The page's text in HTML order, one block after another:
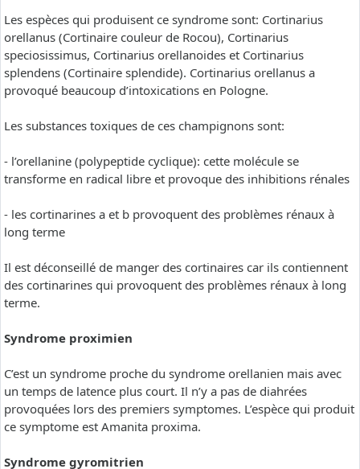
Les espèces qui produisent ce syndrome sont: Cortinarius
orellanus (Cortinaire couleur de Rocou), Cortinarius
speciosissimus, Cortinarius orellanoides et Cortinarius
splendens (Cortinaire splendide). Cortinarius orellanus a
provoqué beaucoup d’intoxications en Pologne.
Les substances toxiques de ces champignons sont:
- l’orellanine (polypeptide cyclique): cette molécule se
transforme en radical libre et provoque des inhibitions rénales
- les cortinarines a et b provoquent des problèmes rénaux à
long terme
Il est déconseillé de manger des cortinaires car ils contiennent
des cortinarines qui provoquent des problèmes rénaux à long
terme.
Syndrome proximien
C’est un syndrome proche du syndrome orellanien mais avec
un temps de latence plus court. Il n’y a pas de diahrées
provoquées lors des premiers symptomes. L’espèce qui produit
ce symptome est Amanita proxima.
Syndrome gyromitrien